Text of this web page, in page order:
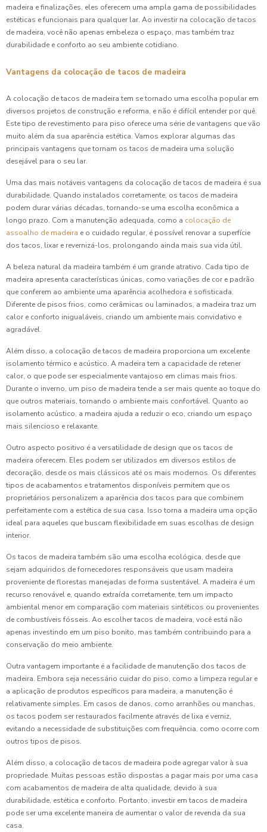
madeira e finalizações, eles oferecem uma ampla gama de possibilidades
estéticas e funcionais para qualquer lar. Ao investir na colocação de tacos
de madeira, você não apenas embeleza o espaço, mas também traz
durabilidade e conforto ao seu ambiente cotidiano.
Vantagens da colocação de tacos de madeira
A colocação de tacos de madeira tem se tornado uma escolha popular em
diversos projetos de construção e reforma, e não é difícil entender por quê.
Este tipo de revestimento para piso oferece uma série de vantagens que vão
muito além da sua aparência estética. Vamos explorar algumas das
principais vantagens que tornam os tacos de madeira uma solução
desejável para o seu lar.
Uma das mais notáveis vantagens da colocação de tacos de madeira é sua
durabilidade. Quando instalados corretamente, os tacos de madeira
podem durar várias décadas, tornando-se uma escolha econômica a
longo prazo. Com a manutenção adequada, como a colocação de
assoalho de madeira e o cuidado regular, é possível renovar a superfície
dos tacos, lixar e revernizá-los, prolongando ainda mais sua vida útil.
A beleza natural da madeira também é um grande atrativo. Cada tipo de
madeira apresenta características únicas, como variações de cor e padrão
que conferem ao ambiente uma aparência acolhedora e sofisticada.
Diferente de pisos frios, como cerâmicas ou laminados, a madeira traz um
calor e conforto inigualáveis, criando um ambiente mais convidativo e
agradável.
Além disso, a colocação de tacos de madeira proporciona um excelente
isolamento térmico e acústico. A madeira tem a capacidade de retener
calor, o que pode ser especialmente vantajoso em climas mais frios.
Durante o inverno, um piso de madeira tende a ser mais quente ao toque do
que outros materiais, tornando o ambiente mais confortável. Quanto ao
isolamento acústico, a madeira ajuda a reduzir o eco, criando um espaço
mais silencioso e relaxante.
Outro aspecto positivo é a versatilidade de design que os tacos de
madeira oferecem. Eles podem ser utilizados em diversos estilos de
decoração, desde os mais clássicos até os mais modernos. Os diferentes
tipos de acabamentos e tratamentos disponíveis permitem que os
proprietários personalizem a aparência dos tacos para que combinem
perfeitamente com a estética de sua casa. Isso torna a madeira uma opção
ideal para aqueles que buscam flexibilidade em suas escolhas de design
interior.
Os tacos de madeira também são uma escolha ecológica, desde que
sejam adquiridos de fornecedores responsáveis que usam madeira
proveniente de florestas manejadas de forma sustentável. A madeira é um
recurso renovável e, quando extraída corretamente, tem um impacto
ambiental menor em comparação com materiais sintéticos ou provenientes
de combustíveis fósseis. Ao escolher tacos de madeira, você está não
apenas investindo em um piso bonito, mas também contribuindo para a
conservação do meio ambiente.
Outra vantagem importante é a facilidade de manutenção dos tacos de
madeira. Embora seja necessário cuidar do piso, como a limpeza regular e
a aplicação de produtos específicos para madeira, a manutenção é
relativamente simples. Em casos de danos, como arranhões ou manchas,
os tacos podem ser restaurados facilmente através de lixa e verniz,
evitando a necessidade de substituições com frequência, como ocorre com
outros tipos de pisos.
Além disso, a colocação de tacos de madeira pode agregar valor à sua
propriedade. Muitas pessoas estão dispostas a pagar mais por uma casa
com acabamentos de madeira de alta qualidade, devido à sua
durabilidade, estética e conforto. Portanto, investir em tacos de madeira
pode ser uma excelente maneira de aumentar o valor de revenda da sua
casa.